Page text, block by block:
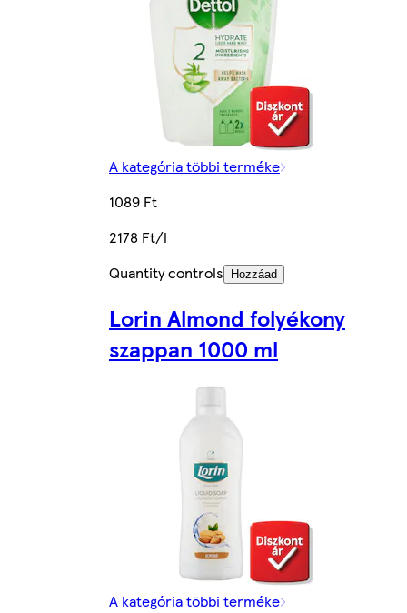
A kategória többi terméke
1089 Ft
2178 Ft/l
Quantity controls
Hozzáad
Lorin Almond folyékony
szappan 1000 ml
A kategória többi terméke